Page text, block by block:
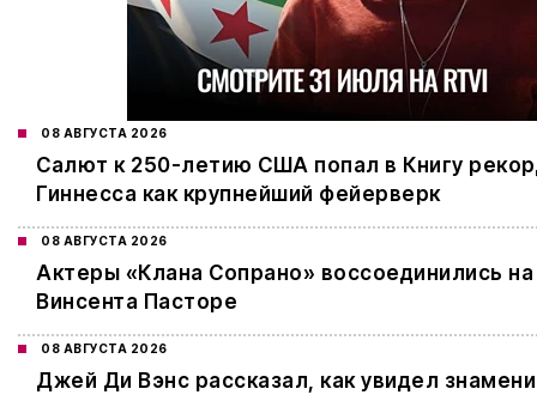
08 АВГУСТА 2026
Салют к 250-летию США попал в Книгу
Гиннесса как крупнейший фейерверк
08 АВГУСТА 2026
Актеры «Клана Сопрано» воссоединились
Винсента Пасторе
08 АВГУСТА 2026
Джей Ди Вэнс рассказал, как увидел